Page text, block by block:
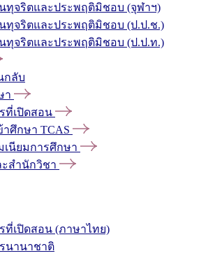
นทุจริตและประพฤติมิชอบ (จุฬาฯ)
นทุจริตและประพฤติมิชอบ (ป.ป.ช.)
นทุจริตและประพฤติมิชอบ (ป.ป.ท.)
กลับ
า
ที่เปิดสอน
าศึกษา TCAS
เนียมการศึกษา
สำนักวิชา
ที่เปิดสอน (ภาษาไทย)
นานาชาติ